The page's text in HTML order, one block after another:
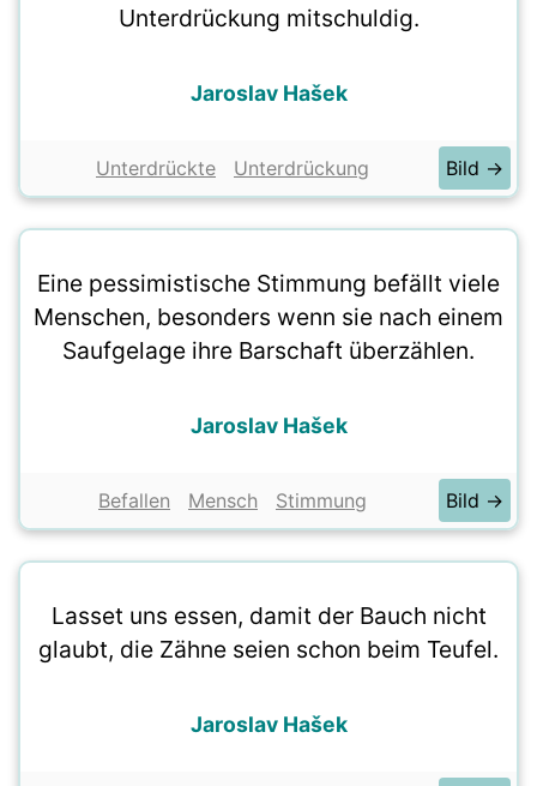
Unterdrückung mitschuldig.
Jaroslav Hašek
Unterdrückte Unterdrückung Bild →
Eine pessimistische Stimmung befällt viele
Menschen, besonders wenn sie nach einem
Saufgelage ihre Barschaft überzählen.
Jaroslav Hašek
Befallen Mensch Stimmung Bild →
Lasset uns essen, damit der Bauch nicht
glaubt, die Zähne seien schon beim Teufel.
Jaroslav Hašek